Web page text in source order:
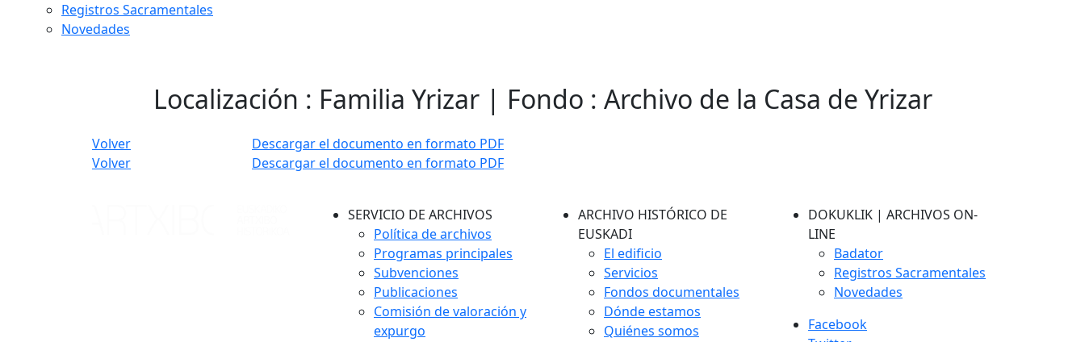
Registros Sacramentales
Novedades
Localización : Familia Yrizar | Fondo : Archivo de la Casa de Yrizar
Volver
Descargar el documento en formato PDF
Volver
Descargar el documento en formato PDF
SERVICIO DE ARCHIVOS
Política de archivos
Programas principales
Subvenciones
Publicaciones
Comisión de valoración y
expurgo
ARCHIVO HISTÓRICO DE
EUSKADI
El edificio
Servicios
Fondos documentales
Dónde estamos
Quiénes somos
DOKUKLIK | ARCHIVOS ON-
LINE
Badator
Registros Sacramentales
Novedades
Facebook